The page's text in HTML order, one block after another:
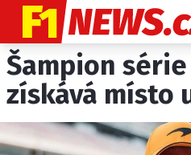
GRAND
Šampion
získává místo